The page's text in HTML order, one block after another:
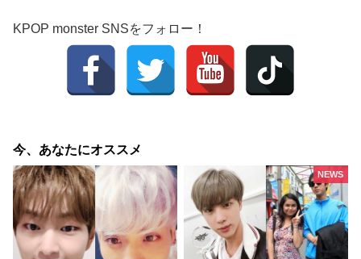
KPOP monster SNSをフォロー！
今、あなたにオススメ
NEWS